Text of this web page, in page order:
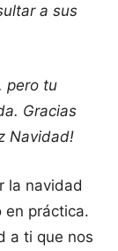
a sus
pero tu
Gracias
Navidad!
la navidad
en práctica.
a ti que nos